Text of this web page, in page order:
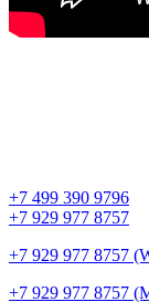
+7 499 390 9796
+7 929 977 8757
+7 929 977 8757
+7 929 977 8757